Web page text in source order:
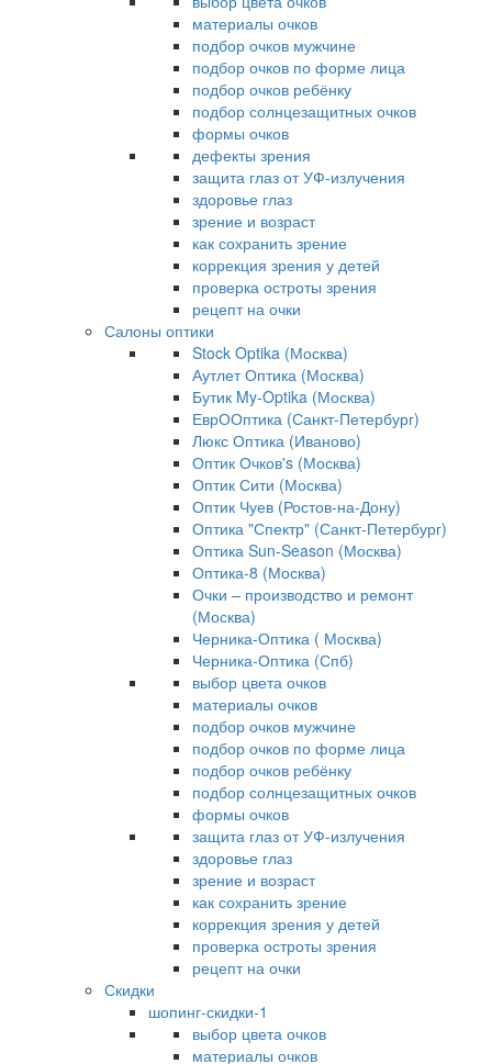
материалы очков
подбор очков мужчине
подбор очков по форме лица
подбор очков ребёнку
подбор солнцезащитных очков
формы очков
дефекты зрения
защита глаз от УФ-излучения
здоровье глаз
зрение и возраст
как сохранить зрение
коррекция зрения у детей
проверка остроты зрения
рецепт на очки
Салоны оптики
Stock Optika (Москва)
Аутлет Оптика (Москва)
Бутик My-Optika (Москва)
ЕврООптика (Санкт-Петербург)
Люкс Оптика (Иваново)
Оптик Очков's (Москва)
Оптик Сити (Москва)
Оптик Чуев (Ростов-на-Дону)
Оптика "Спектр" (Санкт-Петербург)
Оптика Sun-Season (Москва)
Оптика-8 (Москва)
Очки – производство и ремонт
(Москва)
Черника-Оптика ( Москва)
Черника-Оптика (Спб)
выбор цвета очков
материалы очков
подбор очков мужчине
подбор очков по форме лица
подбор очков ребёнку
подбор солнцезащитных очков
формы очков
защита глаз от УФ-излучения
здоровье глаз
зрение и возраст
как сохранить зрение
коррекция зрения у детей
проверка остроты зрения
рецепт на очки
Скидки
шопинг-скидки-1
выбор цвета очков
материалы очков